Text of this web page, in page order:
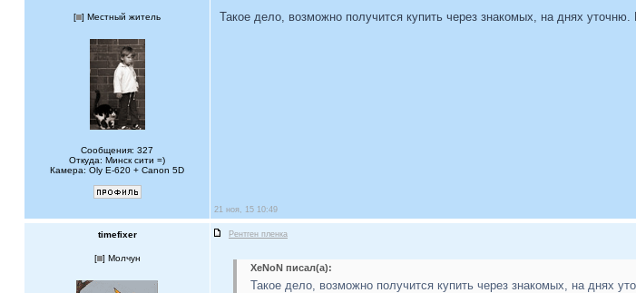
[ ] Местный житель
Сообщения: 327
Откуда: Минск сити =)
Камера: Oly E-620 + Canon 5D
Такое дело, возможно получится купить через знакомых, на днях уточню.
21 ноя, 15 10:49
timefixer Рентген пленка
[ ] Молчун
XeNoN писал(а):
Такое дело, возможно получится купить через знакомых, на днях